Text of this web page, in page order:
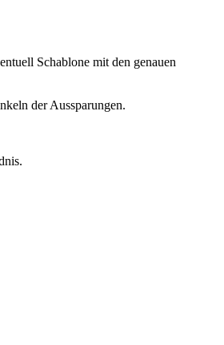
Schablone mit den genauen
der Aussparungen.